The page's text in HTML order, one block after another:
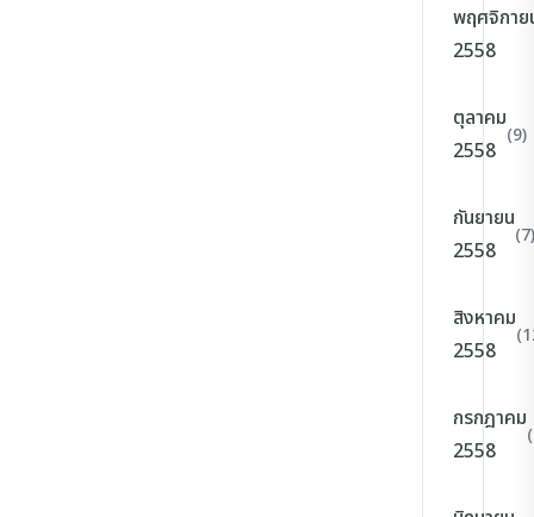
พฤศจิกาย
2558
ตุลาคม
2558
(9)
กันยายน
2558
(7)
สิงหาคม
2558
กรกฎาคม
2558